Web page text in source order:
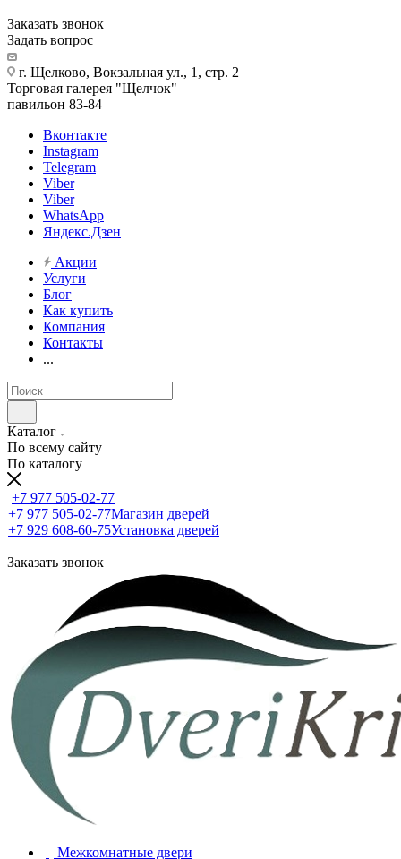
Заказать звонок
Задать вопрос
г. Щелково, Вокзальная ул., 1, стр. 2
Торговая галерея "Щелчок"
павильон 83-84
Вконтакте
Instagram
Telegram
Viber
Viber
WhatsApp
Яндекс.Дзен
Акции
Услуги
Блог
Как купить
Компания
Контакты
...
Каталог
По всему сайту
По каталогу
+7 977 505-02-77
+7 977 505-02-77Магазин дверей
+7 929 608-60-75Установка дверей
Заказать звонок
Межкомнатные двери